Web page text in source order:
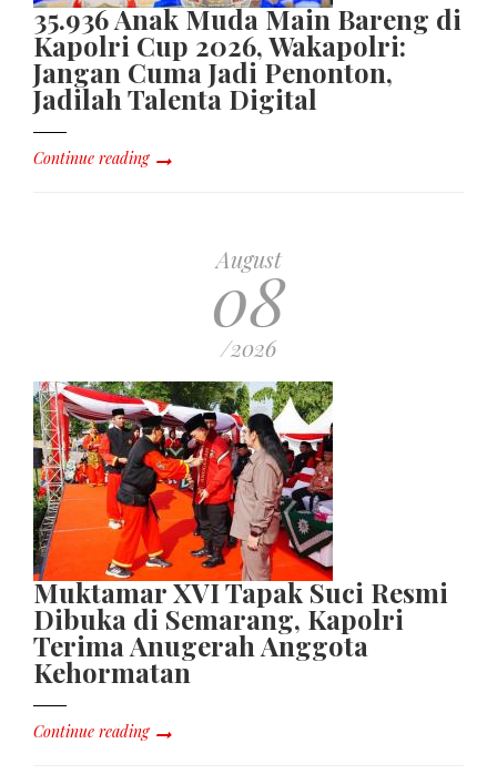
35.936 Anak Muda Main Bareng di
Kapolri Cup 2026, Wakapolri:
Jangan Cuma Jadi Penonton,
Jadilah Talenta Digital
Continue reading
August
08
/2026
Muktamar XVI Tapak Suci Resmi
Dibuka di Semarang, Kapolri
Terima Anugerah Anggota
Kehormatan
Continue reading